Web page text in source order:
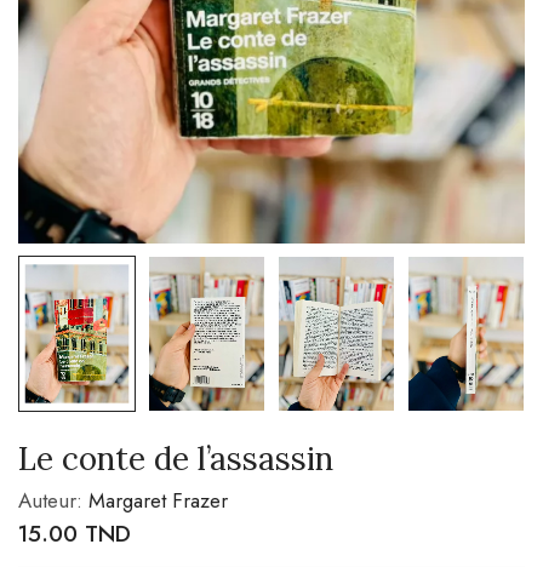
Le conte de l’assassin
Auteur: Margaret Frazer
15.00 TND